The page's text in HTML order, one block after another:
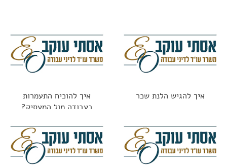
איך להגיש הלנת שכר
איך להוכיח התעמרות
בעבודה מול המעסיק?